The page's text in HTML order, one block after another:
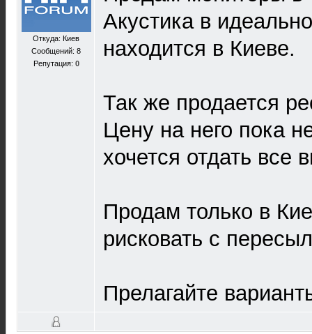
Откуда: Киев
Сообщений: 8
Репутация: 0
Акустика в
находится в Киеве.
Так же продается
Цену на него пока
хочется отдать все
Продам только в
рисковать с
Прелагайте